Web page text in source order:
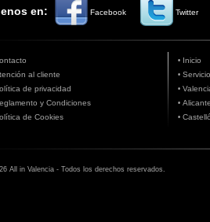
en: Facebook Twitter
al cliente
de privacidad
y Condiciones
de Cookies
• Inicio
•
•
•
•
All in Valencia - Todos los derechos reservados.